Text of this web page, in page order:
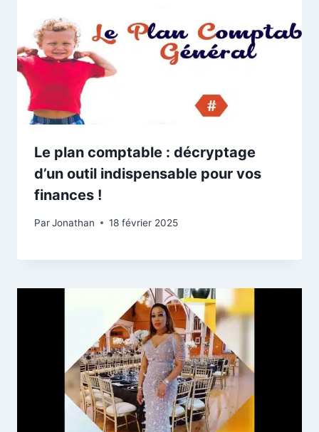
Le plan comptable : décryptage
d’un outil indispensable pour vos
finances !
ParJonathan 18 février 2025